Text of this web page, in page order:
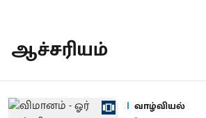
ஆச்சரியம்
வாழ்வியல்